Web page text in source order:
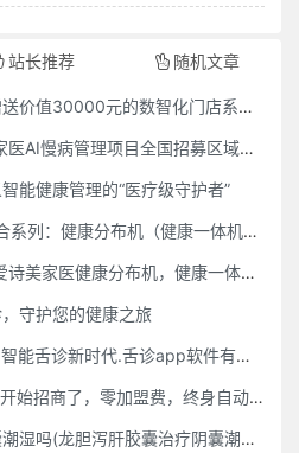
站长推荐 随机文章
元的数智化门店系统一套（含硬件）
目全国招募区域合伙人，低投入，高回报，长收益
能健康管理的“医疗级守护者”
一体机）+慢病管理系统，可落地在健康小屋，社区服务中心等等
机，健康一体机，社区服务中心，药店，健康小屋都需要
守护您的健康之旅
时代.舌诊app软件有哪些 好用的舌诊app大全
招商了，零加盟费，终身自动赚钱
(龙胆泻肝胶囊治疗阴囊潮湿吗怎么服用)